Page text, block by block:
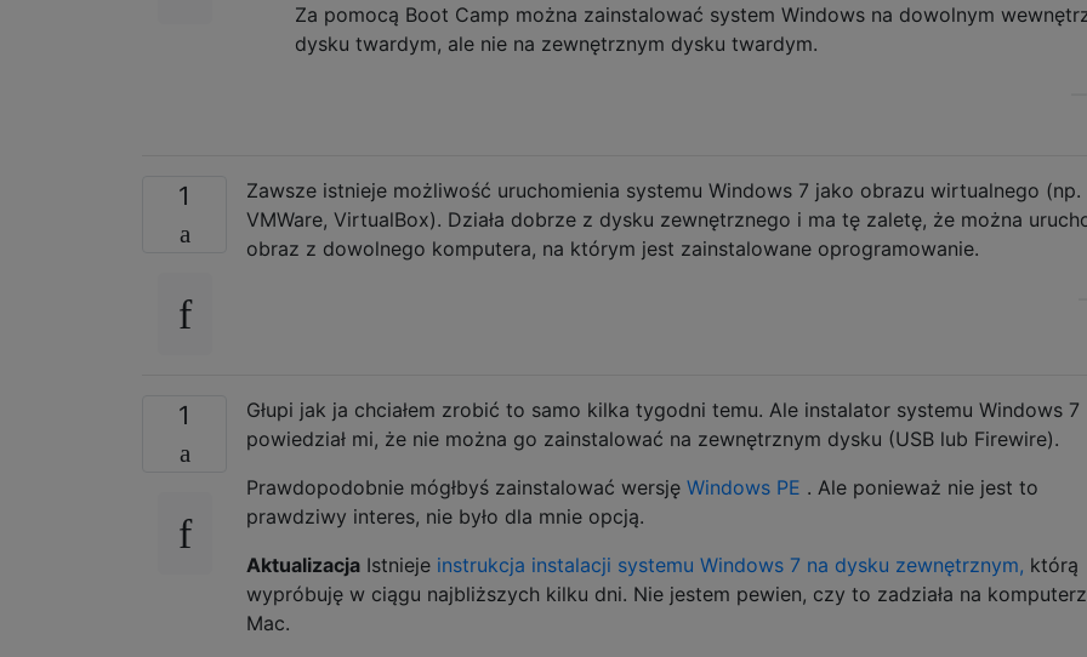
Za pomocą Boot Camp można zainstalować system Windows na dowolnym
dysku twardym, ale nie na zewnętrznym dysku twardym.
1
Zawsze istnieje możliwość uruchomienia systemu Windows 7 jako obrazu wirtualnego (np.
VMWare, VirtualBox). Działa dobrze z dysku zewnętrznego i ma tę zaletę, że można
obraz z dowolnego komputera, na którym jest zainstalowane oprogramowanie.
1
Głupi jak ja chciałem zrobić to samo kilka tygodni temu. Ale instalator systemu Windows 7
powiedział mi, że nie można go zainstalować na zewnętrznym dysku (USB lub Firewire).
Prawdopodobnie mógłbyś zainstalować wersję Windows PE . Ale ponieważ nie jest to
prawdziwy interes, nie było dla mnie opcją.
Aktualizacja Istnieje instrukcja instalacji systemu Windows 7 na dysku zewnętrznym, którą
wypróbuję w ciągu najbliższych kilku dni. Nie jestem pewien, czy to zadziała na
Mac.